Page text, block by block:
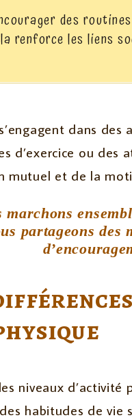
des
renforce les liens
dans
d’exercice ou des
mutuel et de la
marchons
partageons des
niveaux
habitudes de vie